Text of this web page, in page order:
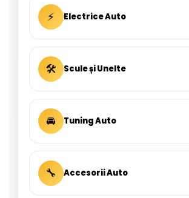
⚡ Electrice Auto
🛠 Scule și Unelte
🚘 Tuning Auto
🔧 Accesorii Auto